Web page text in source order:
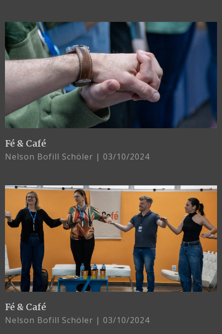
Fé & Café
Nelson Bofill Schöler 03/10/2024
Fé & Café
Nelson Bofill Schöler 03/10/2024